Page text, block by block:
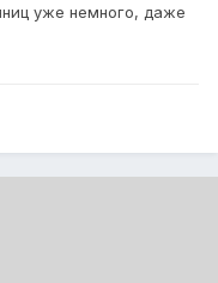
уже немного, даже